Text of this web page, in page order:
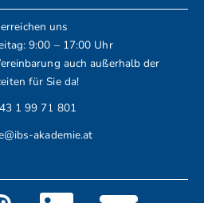
uns
9:00 – 17:00 Uhr
auch außerhalb der
für Sie da!
1 99 71 801
akademie.at